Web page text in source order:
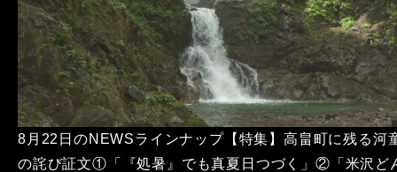
8月22日のNEWSラインナップ【特集】高畠町に残る河
の詫び証文①「『処暑』でも真夏日つづく」②「米沢ど